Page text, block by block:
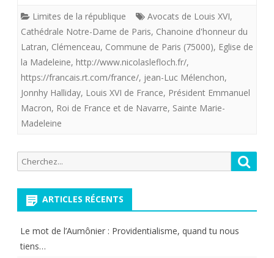
Johnny
c’est
beaucoup
trop
Jean-
Luc
Mélanchon.
Limites de la république Avocats de Louis XVI,
Cathédrale Notre-Dame de Paris, Chanoine d'honneur du
Latran, Clémenceau, Commune de Paris (75000), Eglise de
la Madeleine, http://www.nicolaslefloch.fr/,
https://francais.rt.com/france/, jean-Luc Mélenchon,
Jonnhy Halliday, Louis XVI de France, Président Emmanuel
Macron, Roi de France et de Navarre, Sainte Marie-
Madeleine
Recherche
pour:
ARTICLES RÉCENTS
Le mot de l’Aumônier : Providentialisme, quand tu nous
tiens…